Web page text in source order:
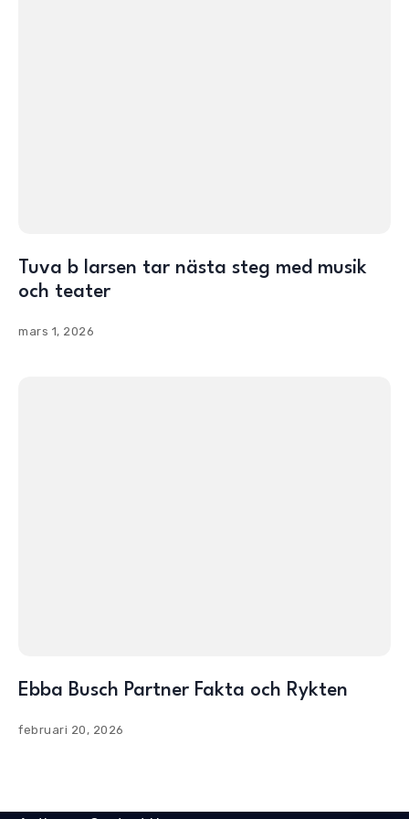
Tuva b larsen tar nästa steg med musik
och teater
mars 1, 2026
Ebba Busch Partner Fakta och Rykten
februari 20, 2026